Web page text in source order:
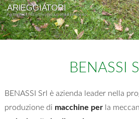
ARIEGGIATORI
Per togliere il feltro/muschio superficiale del prato
BENASSI
BENASSI Srl è azienda leader nella
produzione di macchine perla